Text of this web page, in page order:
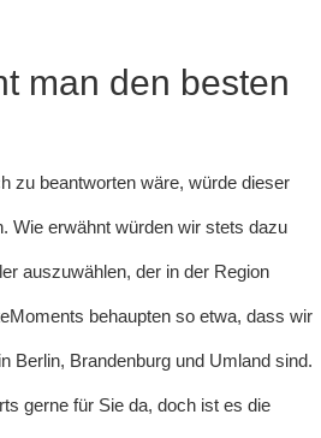
man den besten
zu beantworten wäre, würde dieser
Wie erwähnt würden wir stets dazu
auszuwählen, der in der Region
behaupten so etwa, dass wir
Berlin, Brandenburg und Umland sind.
gerne für Sie da, doch ist es die